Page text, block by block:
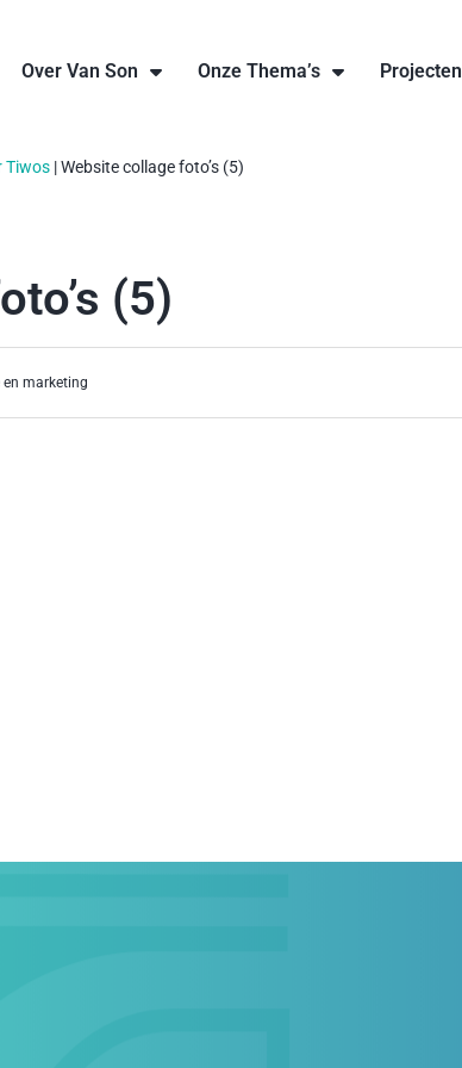
Over Van Son Onze Thema’s Projecten
Tiwos |Website collage foto’s (5)
(5)
en marketing